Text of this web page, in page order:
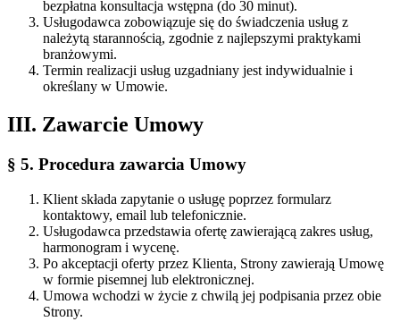
bezpłatna konsultacja wstępna (do 30 minut).
Usługodawca zobowiązuje się do świadczenia usług z
należytą starannością, zgodnie z najlepszymi praktykami
branżowymi.
Termin realizacji usług uzgadniany jest indywidualnie i
określany w Umowie.
III. Zawarcie Umowy
§ 5. Procedura zawarcia Umowy
Klient składa zapytanie o usługę poprzez formularz
kontaktowy, email lub telefonicznie.
Usługodawca przedstawia ofertę zawierającą zakres usług,
harmonogram i wycenę.
Po akceptacji oferty przez Klienta, Strony zawierają Umowę
w formie pisemnej lub elektronicznej.
Umowa wchodzi w życie z chwilą jej podpisania przez obie
Strony.